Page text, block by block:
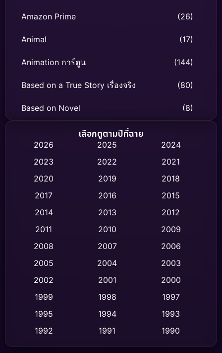
Amazon Prime (26)
Animal (17)
Animation การ์ตูน (144)
Based on a True Story เรื่องจริง (80)
Based on Novel (8)
Biography ชีวิตจริง
Classic หนังคลาสสิก (47)
Comedy ตลก (457)
Crime อาชญากรรม (535)
Cult Film
Dance เต้น (10)
Detective สืบสวน (62)
เลือกดูตามปีที่ฉาย
2026 2025
2024
2023
2022
2021
2020
2019
2018
2017
2016
2015
2014
2013
2012
2011
2010
2009
2008
2007
2006
2005
2004
2003
2002
2001
2000
1999
1998
1997
1995
1994
1993
1992
1991
1990
1989
1988
1986